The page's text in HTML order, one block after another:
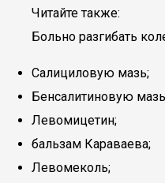
Читайте также:
Больно разгибать
Салициловую мазь;
Бенсалитиновую
Левомицетин;
бальзам Караваева;
Левомеколь;